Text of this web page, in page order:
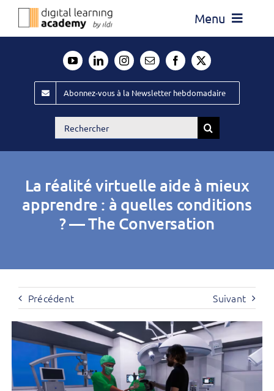
Passer
Menu
Évènements ILDI
Offres d’emploi
Publiez
Abonnez-vous à la Newsletter hebdomadaire
Rechercher:
La réalité virtuelle aide à mieux
apprendre : à quelles conditions
? — The Conversation
Précédent Suivant